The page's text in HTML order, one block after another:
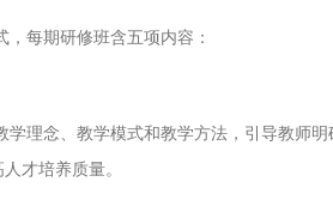
每期研修班含五项内容：
理念、教学模式和教学方法，引导教师
才培养质量。